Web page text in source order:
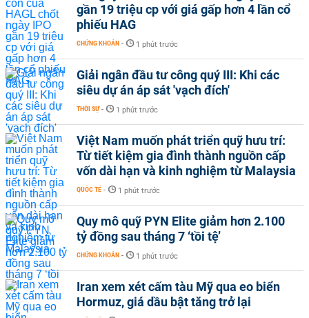
gần 19 triệu cp với giá gấp hơn 4 lần cổ
phiếu HAG
CHỨNG KHOÁN - 1 phút trước
Giải ngân đầu tư công quý III: Khi các
siêu dự án áp sát 'vạch đích'
THỜI SỰ - 1 phút trước
Việt Nam muốn phát triển quỹ hưu trí:
Từ tiết kiệm gia đình thành nguồn cấp
vốn dài hạn và kinh nghiệm từ Malaysia
QUỐC TẾ - 1 phút trước
Quy mô quỹ PYN Elite giảm hơn 2.100
tỷ đồng sau tháng 7 ‘tồi tệ’
CHỨNG KHOÁN - 1 phút trước
Iran xem xét cấm tàu Mỹ qua eo biển
Hormuz, giá dầu bật tăng trở lại